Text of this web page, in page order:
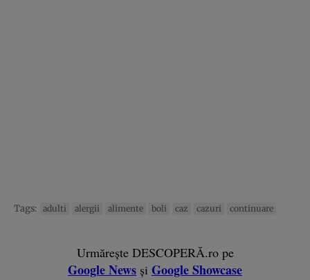
Tags: adulti alergii alimente boli caz cazuri continuare
Urmărește DESCOPERĂ.ro pe
Google News și Google Showcase